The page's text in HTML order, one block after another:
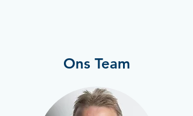
Ons Team